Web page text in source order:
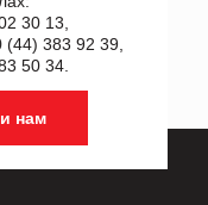
30 13,
(44) 383 92 39,
50 34.
нам